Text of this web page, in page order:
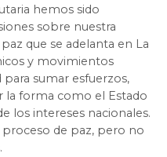
hemos sido
sobre nuestra
que se adelanta en La
y movimientos
sumar esfuerzos,
la forma como el Estado
los intereses nacionales.
de paz, pero no